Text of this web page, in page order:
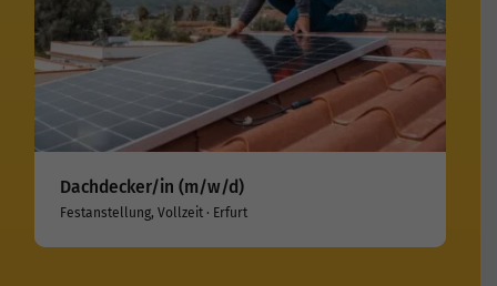
Dachdecker/in (m/w/d)
Festanstellung, Vollzeit · Erfurt